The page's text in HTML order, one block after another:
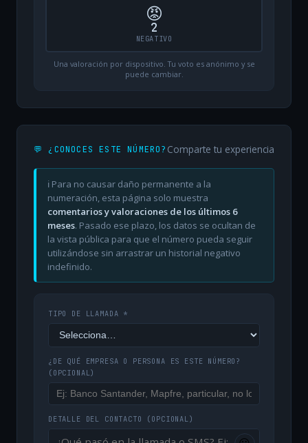
😡
2
NEGATIVO
Una valoración por dispositivo. Tu voto es anónimo y se
puede cambiar.
💬 ¿CONOCES ESTE NÚMERO? Comparte tu experiencia
ℹ️ Para no causar daño permanente a la
numeración, esta página solo muestra
comentarios y valoraciones de los últimos 6
meses. Pasado ese plazo, los datos se ocultan de
la vista pública para que el número pueda seguir
utilizándose sin arrastrar un historial negativo
indefinido.
TIPO DE LLAMADA *
¿DE QUÉ EMPRESA O PERSONA ES ESTE NÚMERO?
(OPCIONAL)
DETALLE DEL CONTACTO (OPCIONAL)